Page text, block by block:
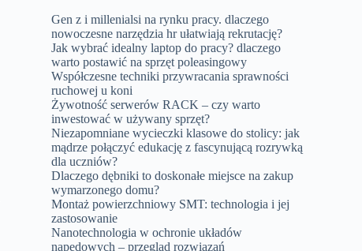
Gen z i millenialsi na rynku pracy. dlaczego
nowoczesne narzędzia hr ułatwiają rekrutację?
Jak wybrać idealny laptop do pracy? dlaczego
warto postawić na sprzęt poleasingowy
Współczesne techniki przywracania sprawności
ruchowej u koni
Żywotność serwerów RACK – czy warto
inwestować w używany sprzęt?
Niezapomniane wycieczki klasowe do stolicy: jak
mądrze połączyć edukację z fascynującą rozrywką
dla uczniów?
Dlaczego dębniki to doskonałe miejsce na zakup
wymarzonego domu?
Montaż powierzchniowy SMT: technologia i jej
zastosowanie
Nanotechnologia w ochronie układów
napędowych – przegląd rozwiązań